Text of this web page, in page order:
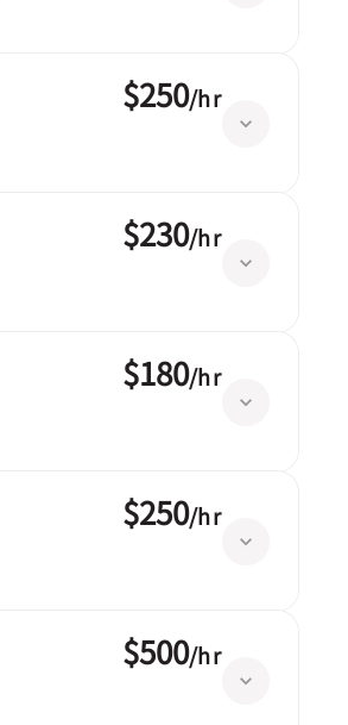
$250/hr
$230/hr
$180/hr
$250/hr
$500/hr